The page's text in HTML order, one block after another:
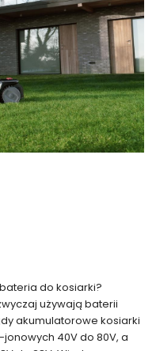
do kosiarki?
używają baterii
akumulatorowe kosiarki
40V do 80V, a